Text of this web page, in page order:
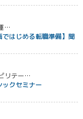
…
はじめる転職準備】聞
リテー…
クセミナー